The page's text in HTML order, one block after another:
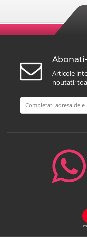
Articole
noutati;